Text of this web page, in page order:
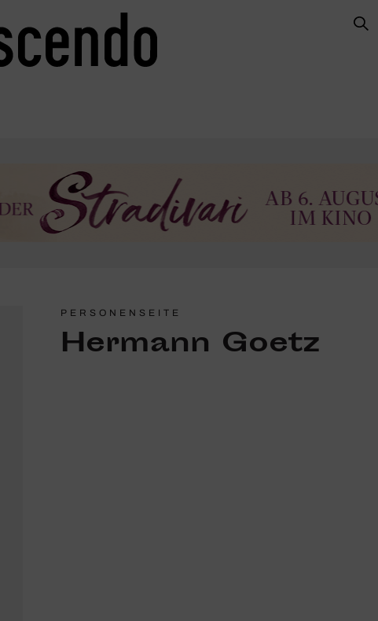
PERSONENSEITE
Hermann Goetz